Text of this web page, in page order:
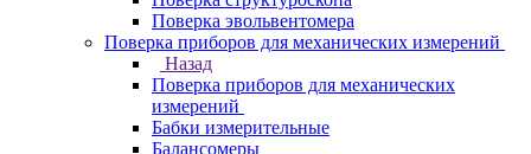
Поверка эвольвентомера
Поверка приборов для механических измерений
Назад
Поверка приборов для механических
измерений
Бабки измерительные
Балансомеры